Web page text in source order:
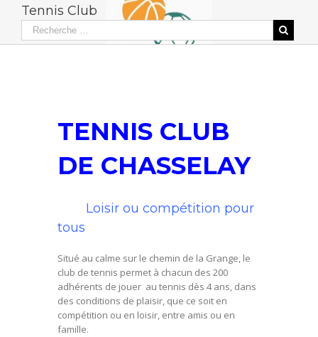
Tennis Club
TENNIS CLUB
DE CHASSELAY
Loisir ou compétition pour
tous
Situé au calme sur le chemin de la Grange, le
club de tennis permet à chacun des 200
adhérents de jouer au tennis dès 4 ans, dans
des conditions de plaisir, que ce soit en
compétition ou en loisir, entre amis ou en
famille.